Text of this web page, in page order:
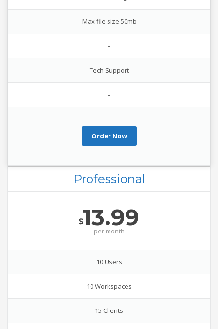
Max file size 50mb
–
Tech Support
–
Order Now
Professional
$13.99
per month
10 Users
10 Workspaces
15 Clients